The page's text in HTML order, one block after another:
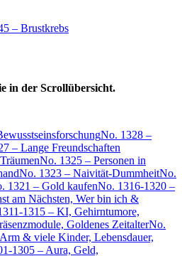
in der Scrollübersicht.
No. 1328 –
– Lange Freundschaften
No. 1325 – Personen in
No. 1323 – Naivität-DummheitNo.
1321 – Gold kaufenNo. 1316-1320 –
am Nächsten, Wer bin ich &
1315 – KI, Gehirntumore,
Goldenes ZeitalterNo.
& viele Kinder, Lebensdauer,
1305 – Aura, Geld,